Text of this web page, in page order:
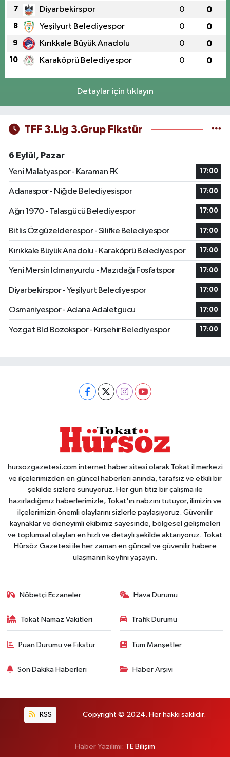
7 Diyarbekirspor 0 0
8 Yeşilyurt Belediyespor 0 0
9 Kırıkkale Büyük Anadolu 0 0
10 Karaköprü Belediyespor 0 0
Detaylar için tıklayın
TFF 3.Lig 3.Grup Fikstür
6 Eylül, Pazar
Yeni Malatyaspor - Karaman FK
17:00
Adanaspor - Niğde Belediyesispor 17:00
Ağrı 1970 - Talasgücü Belediyespor 17:00
Bitlis Özgüzelderespor - Silifke Belediyespor 17:00
Kırıkkale Büyük Anadolu - Karaköprü Belediyespor 17:00
Yeni Mersin Idmanyurdu - Mazıdağı Fosfatspor 17:00
Diyarbekirspor - Yeşilyurt Belediyespor 17:00
Osmaniyespor - Adana Adaletgucu 17:00
Yozgat Bld Bozokspor - Kırşehir Belediyespor 17:00
hursozgazetesi.com internet haber sitesi olarak Tokat il merkezi
ve ilçelerimizden en güncel haberleri anında, tarafsız ve etkili bir
şekilde sizlere sunuyoruz. Her gün titiz bir çalışma ile
hazırladığımız haberlerimizle, Tokat'ın nabzını tutuyor, ilimizin ve
ilçelerimizin önemli olaylarını sizlerle paylaşıyoruz. Güvenilir
kaynaklar ve deneyimli ekibimiz sayesinde, bölgesel gelişmeleri
ve toplumsal olayları en hızlı ve detaylı şekilde aktarıyoruz. Tokat
Hürsöz Gazetesi ile her zaman en güncel ve güvenilir habere
ulaşmanın keyfini yaşayın.
Nöbetçi Eczaneler Hava Durumu
Tokat Namaz Vakitleri Trafik Durumu
Puan Durumu ve Fikstür Tüm Manşetler
Son Dakika Haberleri Haber Arşivi
RSS Copyright © 2024. Her hakkı saklıdır.
Haber Yazılımı: TE Bilişim